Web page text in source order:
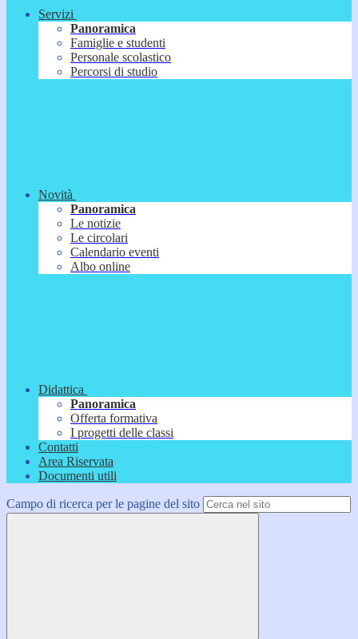
Servizi
Panoramica
Famiglie e studenti
Personale scolastico
Percorsi di studio
Novità
Panoramica
Le notizie
Le circolari
Calendario eventi
Albo online
Didattica
Panoramica
Offerta formativa
I progetti delle classi
Contatti
Area Riservata
Documenti utili
Campo di ricerca per le pagine del sito